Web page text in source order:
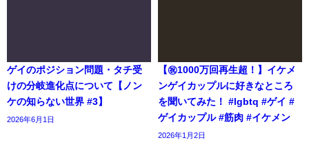
ゲイのポジション問題・タチ受
けの分岐進化点について【ノン
ケの知らない世界 #3】
2026年6月1日
【㊗️1000万回再生超！】イケメ
ンゲイカップルに好きなところ
を聞いてみた！ #lgbtq #ゲイ #
ゲイカップル #筋肉 #イケメン
2026年1月2日